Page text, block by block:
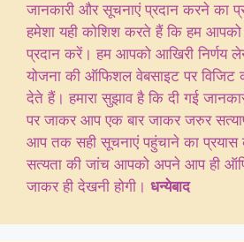
जानकारी और सूचनाएं प्रदान करने का
हमेशा यही कोशिश करते हैं कि हम
प्रदान करें। हम आपको आखिरी निर्णय
योजना की ऑफिशल वेबसाइट पर
देते हैं। हमारा सुझाव है कि दी गई
पर जाकर आप एक बार जाकर जरुर
आप तक सही सूचनाएं पहुंचाने का प्रयास
सत्यता की जांच आपको अपने आप ही
जाकर ही देखनी होगी। धन्येबाद